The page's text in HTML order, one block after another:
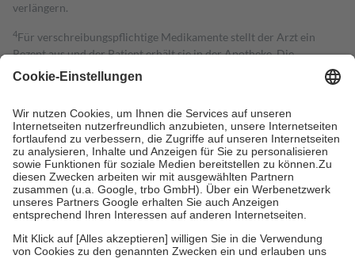
verlängern.
4Für verschreibungspflichtige Medikamente stellt der Arzt ein
Rezept aus und der Patient erhält sie in der Apotheke. Die
gesetzliche Krankenversicherung übernimmt in der Regel die
Kosten dafür, der Versicherte trägt einen Teil davon als Zuzahlung
Grundsätzlich leisten Mitglieder Zuzahlungen in Höhe von zehn
Prozent des Abgabepreises,mindestens jedochfünf Euround
höchstens zehn Euro.Es sind jedoch nie mehr als die tatsächlichen
Kosten der Leistung zu entrichten.
Diese Regeln gelten grundsätzlich auch für Online-Apotheken.
Bei Heilmitteln und häuslicher Krankenpflege beträgt die
Zuzahlung zehn Prozent der Kosten sowie zehn Euro je
Verordnung.
Um das Engagement der Versicherten für ihre eigene Gesundheit zu